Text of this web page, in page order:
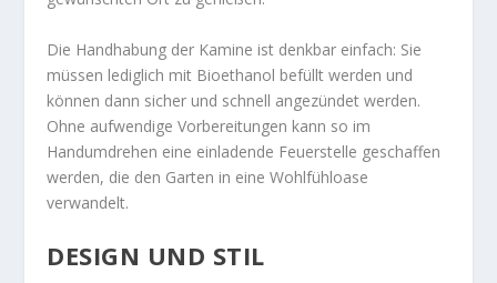
Die Handhabung der Kamine ist denkbar einfach: Sie
müssen lediglich mit Bioethanol befüllt werden und
können dann sicher und schnell angezündet werden.
Ohne aufwendige Vorbereitungen kann so im
Handumdrehen eine einladende Feuerstelle geschaffen
werden, die den Garten in eine Wohlfühloase
verwandelt.
DESIGN UND STIL